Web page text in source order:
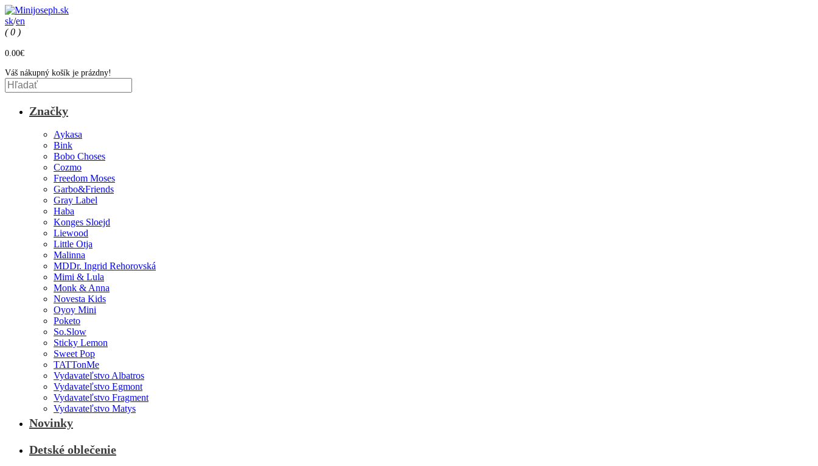
sk/en
( 0 )
0.00€
Váš nákupný košík je prázdny!
Značky
Aykasa
Bink
Bobo Choses
Cozmo
Freedom Moses
Garbo&Friends
Gray Label
Haba
Konges Sloejd
Liewood
Little Otja
Malinna
MDDr. Ingrid Rehorovská
Mimi & Lula
Monk & Anna
Novesta Kids
Oyoy Mini
Poketo
So.Slow
Sticky Lemon
Sweet Pop
TATTonMe
Vydavateľstvo Albatros
Vydavateľstvo Egmont
Vydavateľstvo Fragment
Vydavateľstvo Matys
Novinky
Detské oblečenie